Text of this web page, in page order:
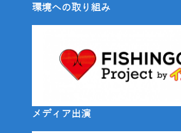
環境への取り組み
メディア出演